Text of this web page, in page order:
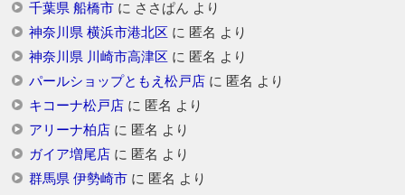
千葉県 船橋市に ささぱん より
神奈川県 横浜市港北区 に 匿名 より
神奈川県 川崎市高津区 に 匿名 より
パールショップともえ松戸店に 匿名 より
キコーナ松戸店に 匿名 より
アリーナ柏店に 匿名 より
ガイア増尾店に 匿名 より
群馬県 伊勢崎市に 匿名 より